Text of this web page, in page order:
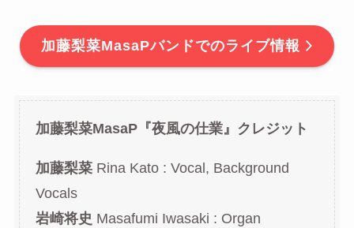
加藤梨菜MasaPバンドでのライブ情報
加藤梨菜MasaP『夜風の仕業』クレジット
加藤梨菜Rina Kato : Vocal, Background
Vocals
岩崎将史 Masafumi Iwasaki : Organ